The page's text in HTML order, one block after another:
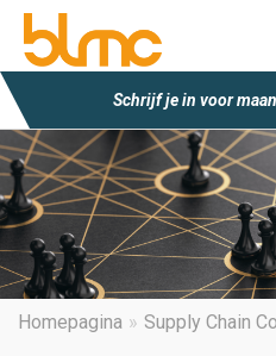
Schrijf je in voor
Homepagina Supply Chain